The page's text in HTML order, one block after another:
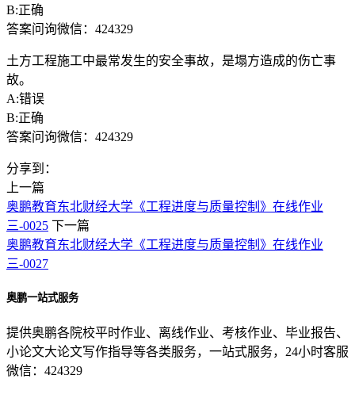
B:正确
答案问询微信：424329
土方工程施工中最常发生的安全事故，是塌方造成的伤亡事
故。
A:错误
B:正确
答案问询微信：424329
分享到：
上一篇
奥鹏教育东北财经大学《工程进度与质量控制》在线作业
三-0025 下一篇
奥鹏教育东北财经大学《工程进度与质量控制》在线作业
三-0027
奥鹏一站式服务
提供奥鹏各院校平时作业、离线作业、考核作业、毕业报告、
小论文大论文写作指导等各类服务，一站式服务，24小时客服
微信：424329